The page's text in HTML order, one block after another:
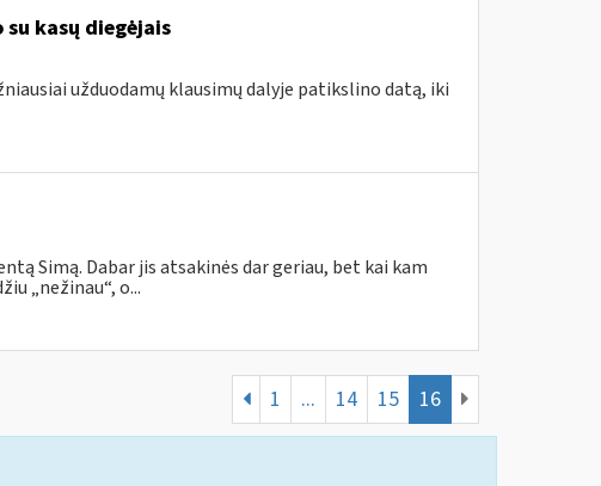
kasų diegėjais
užduodamų klausimų dalyje patikslino datą, iki
Simą. Dabar jis atsakinės dar geriau, bet kai kam
„nežinau“, o...
1 ... 14 15 16